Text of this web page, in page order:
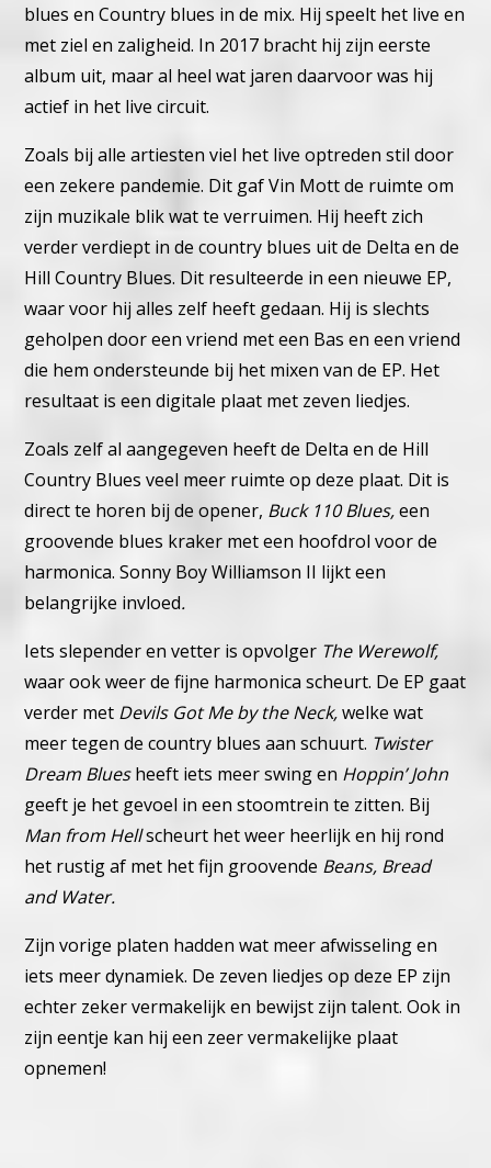
blues en Country blues in de mix. Hij speelt het live en
met ziel en zaligheid. In 2017 bracht hij zijn eerste
album uit, maar al heel wat jaren daarvoor was hij
actief in het live circuit.
Zoals bij alle artiesten viel het live optreden stil door
een zekere pandemie. Dit gaf Vin Mott de ruimte om
zijn muzikale blik wat te verruimen. Hij heeft zich
verder verdiept in de country blues uit de Delta en de
Hill Country Blues. Dit resulteerde in een nieuwe EP,
waar voor hij alles zelf heeft gedaan. Hij is slechts
geholpen door een vriend met een Bas en een vriend
die hem ondersteunde bij het mixen van de EP. Het
resultaat is een digitale plaat met zeven liedjes.
Zoals zelf al aangegeven heeft de Delta en de Hill
Country Blues veel meer ruimte op deze plaat. Dit is
direct te horen bij de opener, Buck 110 Blues,een
groovende blues kraker met een hoofdrol voor de
harmonica. Sonny Boy Williamson II lijkt een
belangrijke invloed.
Iets slepender en vetter is opvolger The Werewolf,
waar ook weer de fijne harmonica scheurt. De EP gaat
verder met Devils Got Me by the Neck,welke wat
meer tegen de country blues aan schuurt. Twister
Dream Bluesheeft iets meer swing en Hoppin’ John
geeft je het gevoel in een stoomtrein te zitten. Bij
Man from Hellscheurt het weer heerlijk en hij rond
het rustig af met het fijn groovende Beans, Bread
and Water.
Zijn vorige platen hadden wat meer afwisseling en
iets meer dynamiek. De zeven liedjes op deze EP zijn
echter zeker vermakelijk en bewijst zijn talent. Ook in
zijn eentje kan hij een zeer vermakelijke plaat
opnemen!